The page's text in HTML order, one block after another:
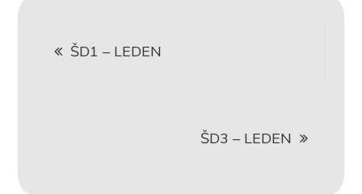
Navigace
proŠD1 – LEDEN
ŠD3 – LEDEN